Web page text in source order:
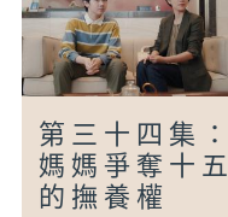
第三十四集：
媽媽爭奪十五
的撫養權